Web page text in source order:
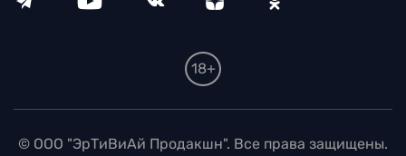
18+
© ООО "ЭрТиВиАй Продакшн". Все права защищены.